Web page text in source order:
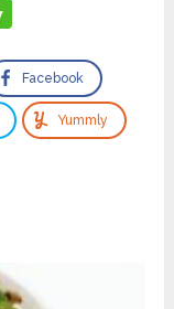
Facebook
Yummly